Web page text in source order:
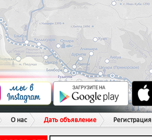
О нас Дать объявление Регистрация